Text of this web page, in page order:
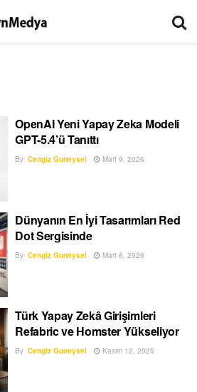
OpenAI Yeni Yapay Zeka Modeli
GPT-5.4’ü Tanıttı
By Cengiz Guneysel Mart 9, 2026
Dünyanın En İyi Tasarımları Red
Dot Sergisinde
By Cengiz Guneysel Mart 8, 2026
Türk Yapay Zekâ Girişimleri
Refabric ve Homster Yükseliyor
By Cengiz Guneysel Kasım 12, 2025